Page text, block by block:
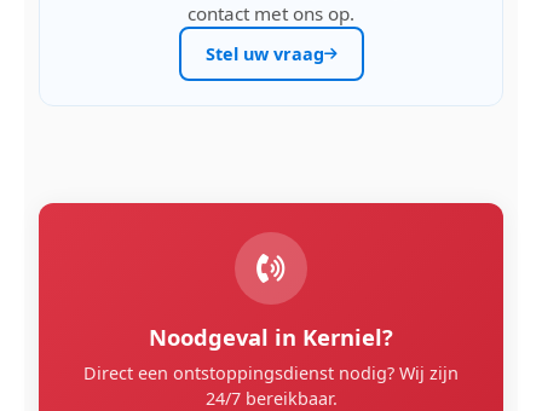
contact met ons op.
Stel uw vraag
Noodgeval in Kerniel?
Direct een ontstoppingsdienst nodig? Wij zijn
24/7 bereikbaar.